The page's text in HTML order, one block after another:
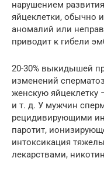
нарушением
яйцеклетки, обычно
аномалий или
приводит к гибели
20-30% выкидышей
изменений
женскую яйцеклетку
и т. д. У мужчин
рецидивирующими
паротит,
интоксикация
лекарствами,